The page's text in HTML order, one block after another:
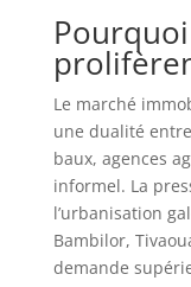
Le marché
une dualité
baux, agences
informel. La
l’urbanisation
Bambilor,
demande